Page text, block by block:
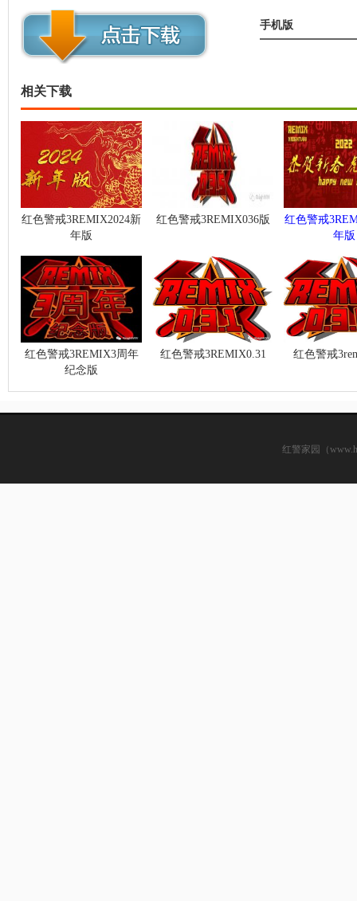
手机版
相关下载
红色警戒3REMIX2024新
年版
红色警戒3REMIX036版
红色警戒
年版
红色警戒3REMIX3周年
纪念版
红色警戒3REMIX0.31 红色警戒
红警家园（